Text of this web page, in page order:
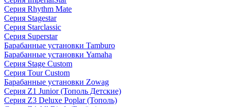
Серия Rhythm Mate
Серия Stagestar
Серия Starclassic
Серия Superstar
Барабанные установки Tamburo
Барабанные установки Yamaha
Серия Stage Custom
Серия Tour Custom
Барабанные установки Zowag
Серия Z1 Junior (Тополь Детские)
Серия Z3 Deluxe Poplar (Тополь)